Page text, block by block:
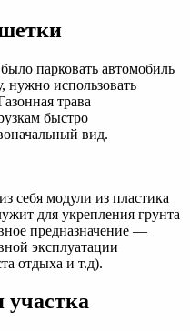
парковать автомобиль
нужно использовать
трава
быстро
вид.
себя модули из пластика
для укрепления грунта
предназначение —
эксплуатации
отдыха и т.д).
участка